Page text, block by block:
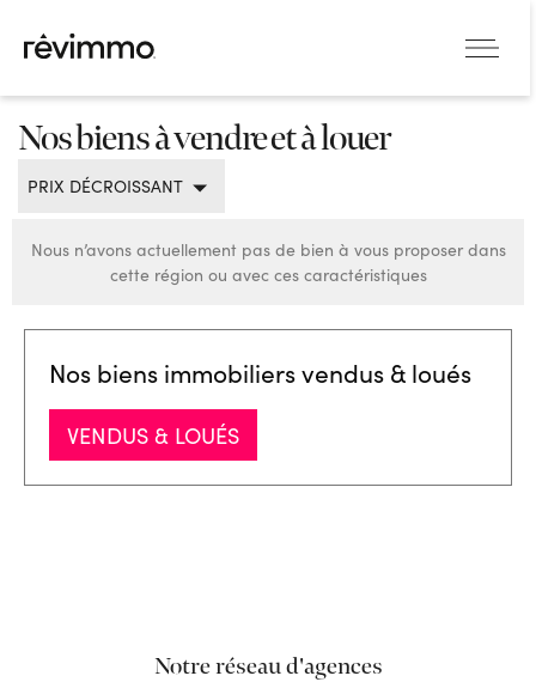
Nos biens à vendre et à louer
PRIX DÉCROISSANT
Nous n’avons actuellement pas de bien à vous proposer dans
cette région ou avec ces caractéristiques
Nos biens immobiliers vendus & loués
VENDUS & LOUÉS
Notre réseau d'agences